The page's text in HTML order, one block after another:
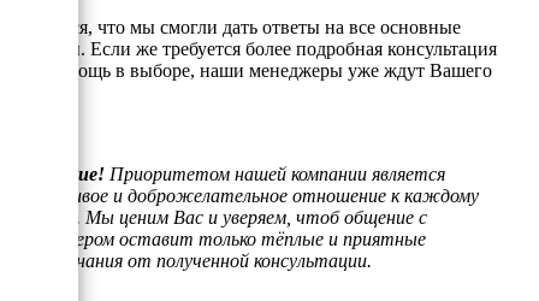
Надеемся, что мы смогли дать ответы на все основные
вопросы. Если же требуется более подробная консультация
или помощь в выборе, наши менеджеры уже ждут Вашего
Внимание! Приоритетом нашей компании является
отзывчивое и доброжелательное отношение к каждому
клиенту. Мы ценим Вас и уверяем, чтоб общение с
менеджером оставит только тёплые и приятные
воспоминания от полученной консультации.